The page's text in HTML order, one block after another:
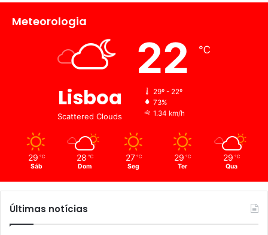
Meteorologia
Lisboa
Scattered Clouds
22 ℃
29º - 22º
73%
1.34 km/h
29 ℃
Sáb
28 ℃
Dom
27 ℃
Seg
29 ℃
Ter
29 ℃
Qua
Últimas notícias